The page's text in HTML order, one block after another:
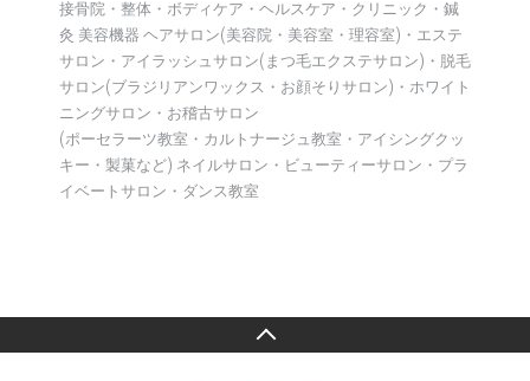
接骨院・整体・ボディケア・ヘルスケア・クリニック・鍼
灸 美容機器 ヘアサロン(美容院・美容室・理容室)・エステ
サロン・アイラッシュサロン(まつ毛エクステサロン)・脱毛
サロン(ブラジリアンワックス・お顔そりサロン)・ホワイト
ニングサロン・お稽古サロン
(ポーセラーツ教室・カルトナージュ教室・アイシングクッ
キー・製菓など) ネイルサロン・ビューティーサロン・プラ
イベートサロン・ダンス教室